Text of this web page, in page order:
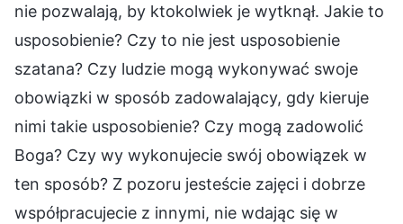
nie pozwalają, by ktokolwiek je wytknął. Jakie to
usposobienie? Czy to nie jest usposobienie
szatana? Czy ludzie mogą wykonywać swoje
obowiązki w sposób zadowalający, gdy kieruje
nimi takie usposobienie? Czy mogą zadowolić
Boga? Czy wy wykonujecie swój obowiązek w
ten sposób? Z pozoru jesteście zajęci i dobrze
współpracujecie z innymi, nie wdając się w